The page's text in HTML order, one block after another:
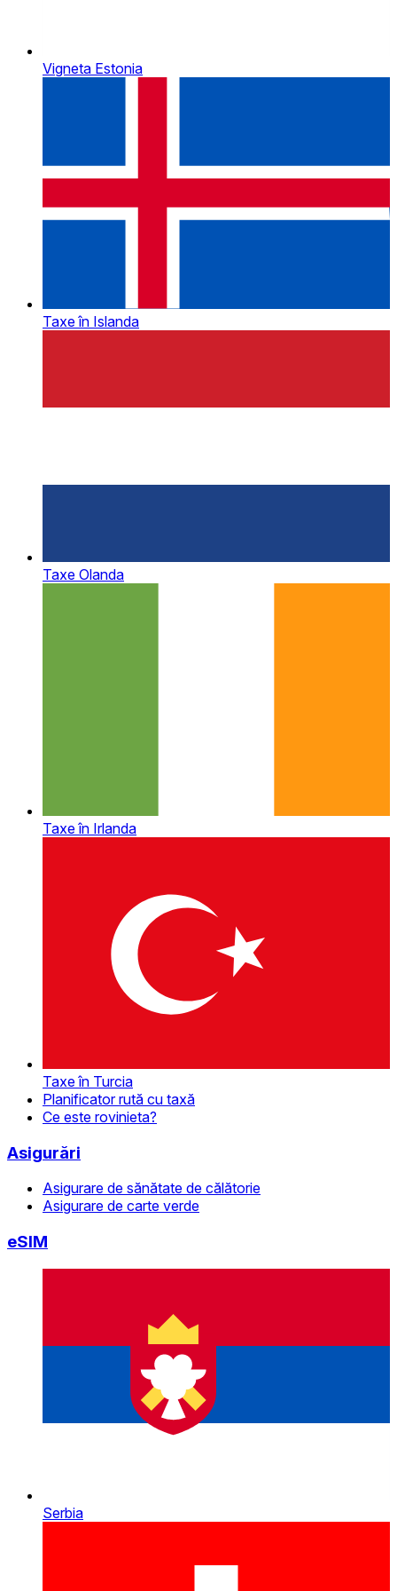
Vigneta Estonia
Taxe în Islanda
Taxe Olanda
Taxe în Irlanda
Taxe în Turcia
Planificator rută cu taxă
Ce este rovinieta?
Asigurări
Asigurare de sănătate de călătorie
Asigurare de carte verde
eSIM
Serbia